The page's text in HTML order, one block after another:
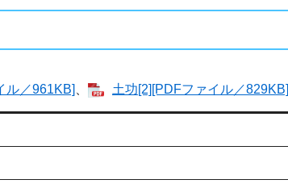
ル／961KB] 土功​[2][PDFファイル／829KB]